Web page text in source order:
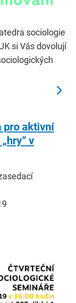
sociologie
si Vás dovolují
pro aktivní
v